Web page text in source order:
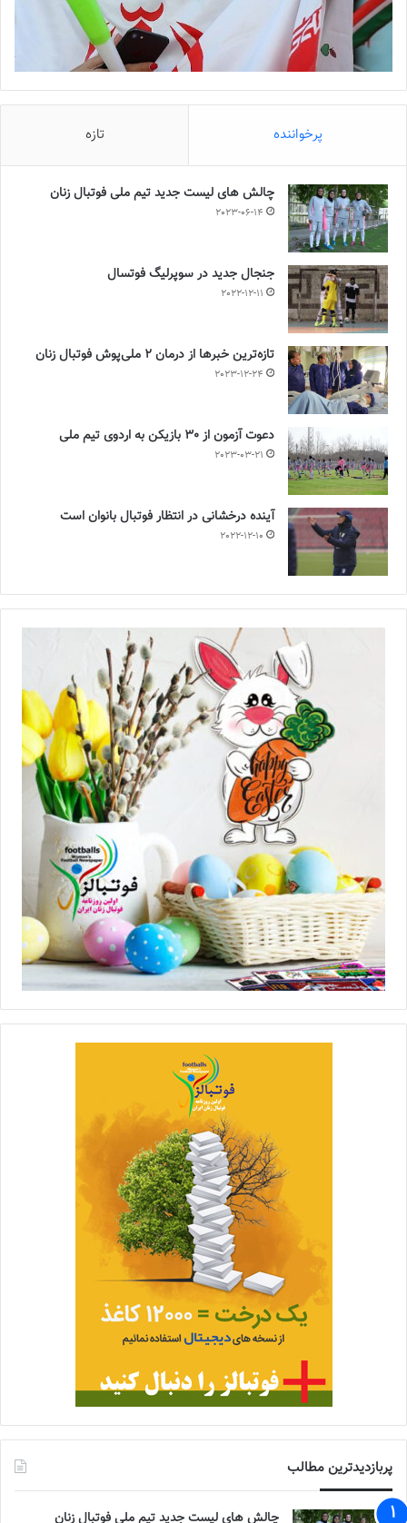
پرخواننده تازه
چالش هاى ليست جدید تيم ملى فوتبال زنان
2023-06-14
جنجال جدید در سوپرلیگ فوتسال
2022-12-11
تازه‌ترین خبرها از درمان ۲ ملی‌پوش فوتبال زنان
2023-12-24
دعوت آزمون از 30 بازیکن به اردوی تیم ملی
2023-03-21
آینده درخشانی در انتظار فوتبال بانوان است
2022-12-10
پربازدیدترین مطالب
چالش هاى ليست جدید تيم ملى فوتبال زنان